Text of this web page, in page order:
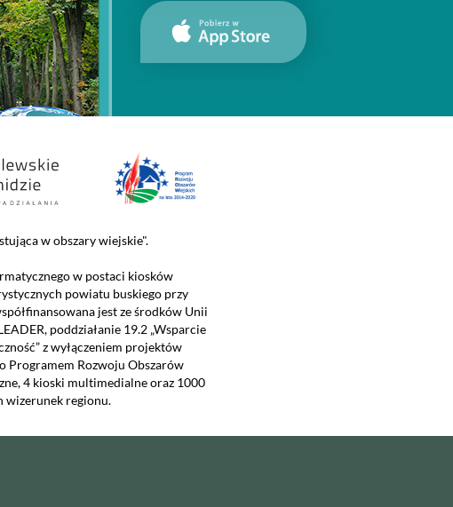
w obszary wiejskie".
w postaci kiosków
powiatu buskiego przy
jest ze środków Unii
poddziałanie 19.2 „Wsparcie
z wyłączeniem projektów
Programem Rozwoju Obszarów
4 kioski multimedialne oraz 1000
wizerunek regionu.